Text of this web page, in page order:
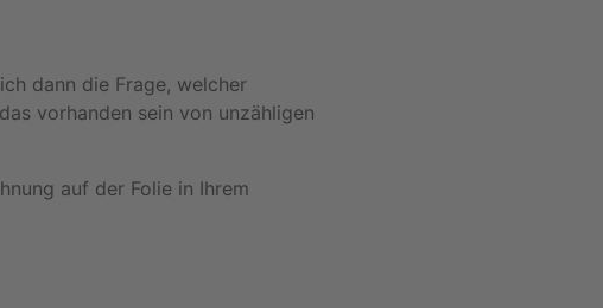
dann die Frage, welcher
vorhanden sein von unzähligen
auf der Folie in Ihrem